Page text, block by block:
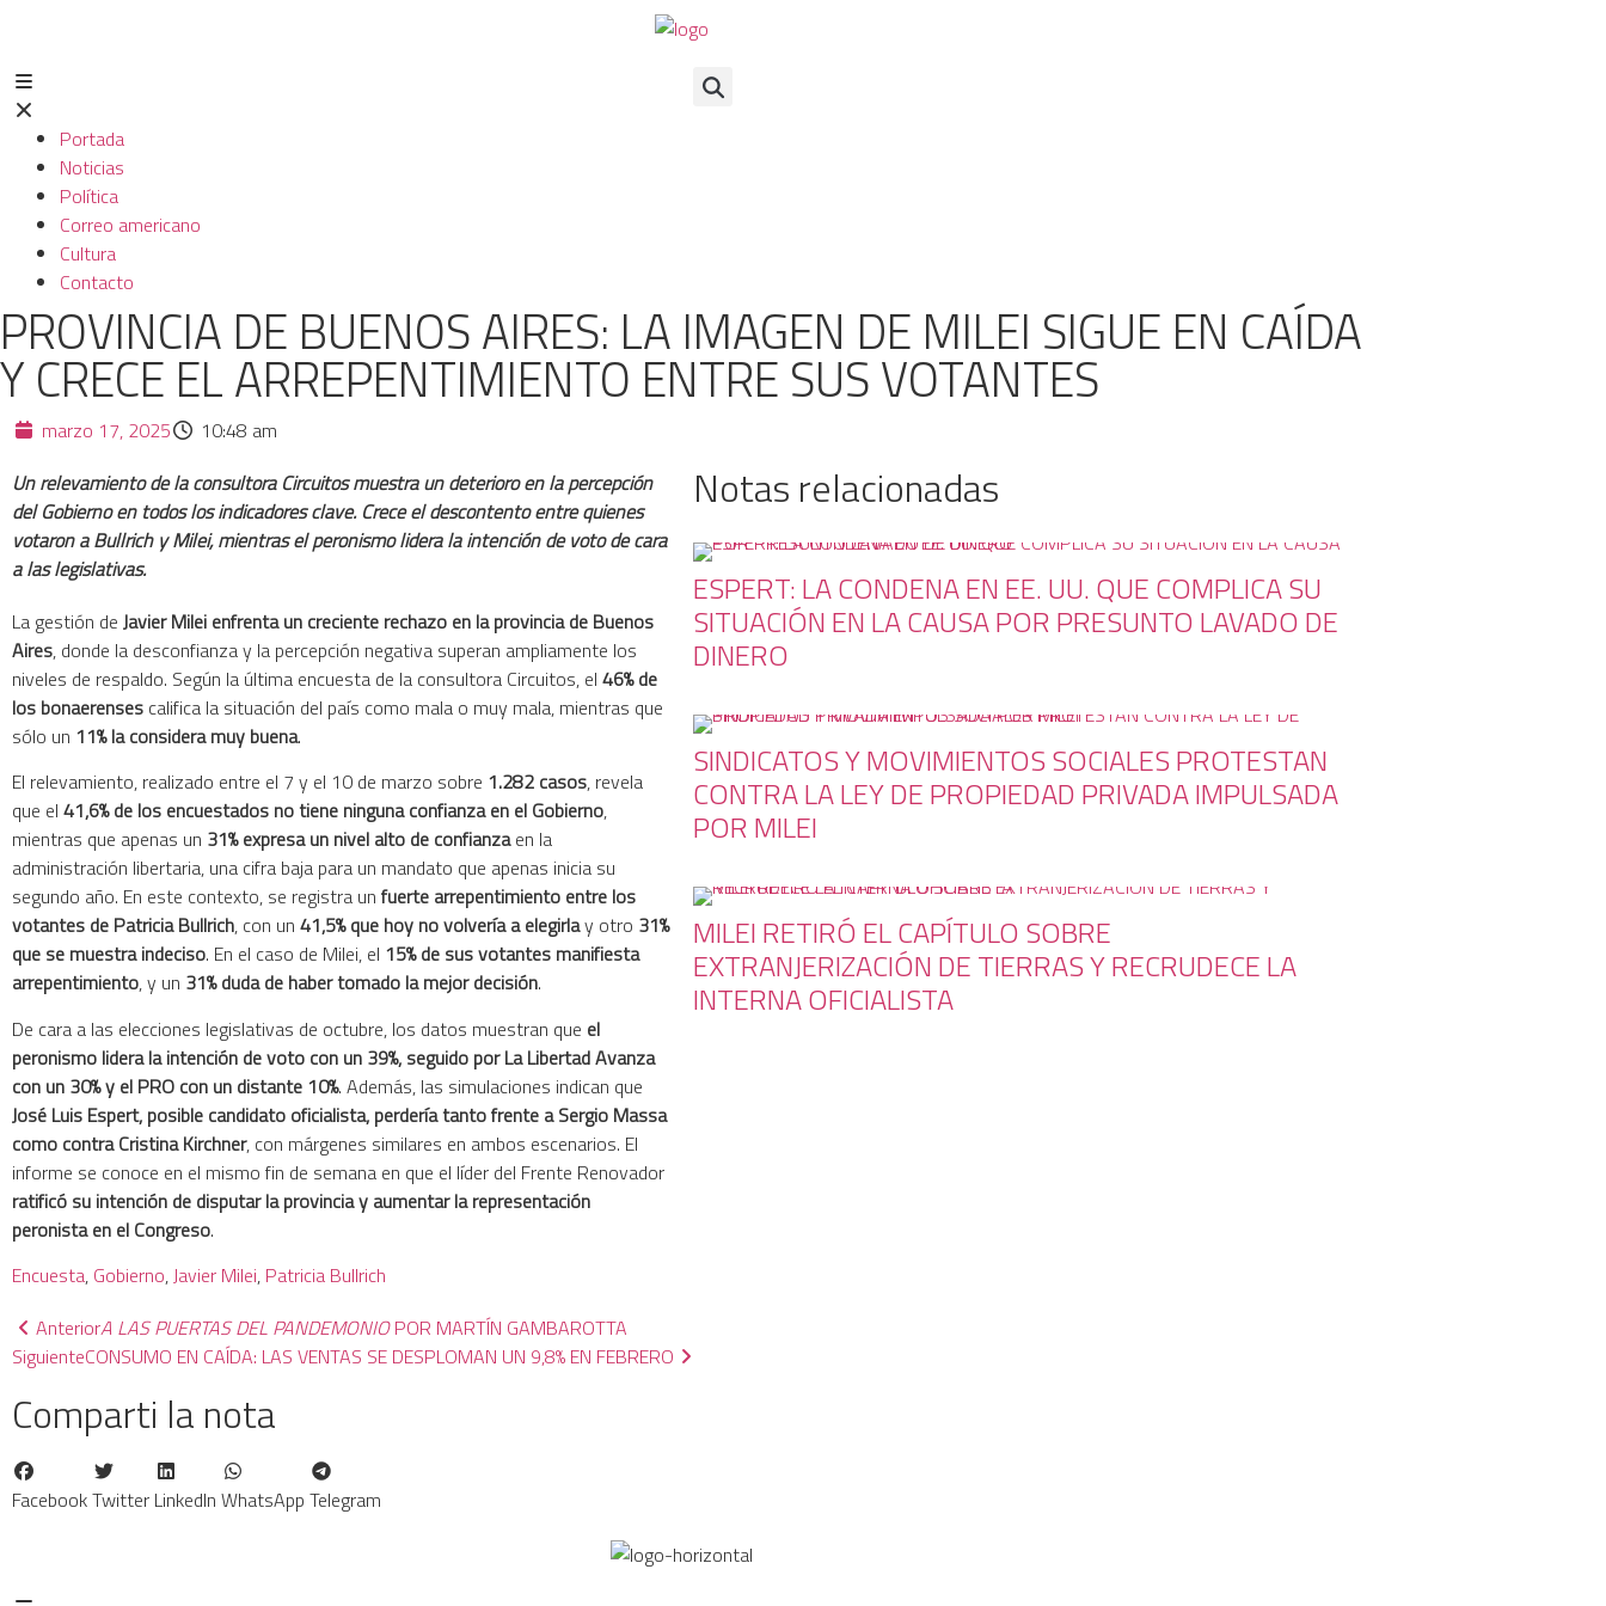
Portada
Noticias
Política
Correo americano
Cultura
Contacto
PROVINCIA DE BUENOS AIRES: LA IMAGEN DE MILEI SIGUE EN CAÍDA
Y CRECE EL ARREPENTIMIENTO ENTRE SUS VOTANTES
marzo 17, 2025
10:48 am
Un relevamiento de la consultora Circuitos muestra un deterioro en la percepción
del Gobierno en todos los indicadores clave. Crece el descontento entre quienes
votaron a Bullrich y Milei, mientras el peronismo lidera la intención de voto de cara
a las legislativas.
La gestión de Javier Milei enfrenta un creciente rechazo en la provincia de Buenos
Aires, donde la desconfianza y la percepción negativa superan ampliamente los
niveles de respaldo. Según la última encuesta de la consultora Circuitos, el 46% de
los bonaerenses califica la situación del país como mala o muy mala, mientras que
sólo un 11% la considera muy buena.
El relevamiento, realizado entre el 7 y el 10 de marzo sobre 1.282 casos, revela
que el 41,6% de los encuestados no tiene ninguna confianza en el Gobierno,
mientras que apenas un 31% expresa un nivel alto de confianzaen la
administración libertaria, una cifra baja para un mandato que apenas inicia su
segundo año. En este contexto, se registra un fuerte arrepentimiento entre los
votantes de Patricia Bullrich, con un 41,5% que hoy no volvería a elegirlay otro 31%
que se muestra indeciso. En el caso de Milei, el 15% de sus votantes manifiesta
arrepentimiento, y un 31% duda de haber tomado la mejor decisión.
De cara a las elecciones legislativas de octubre, los datos muestran que el
peronismo lidera la intención de voto con un 39%, seguido por La Libertad Avanza
con un 30% y el PRO con un distante 10%. Además, las simulaciones indican que
José Luis Espert, posible candidato oficialista, perdería tanto frente a Sergio Massa
como contra Cristina Kirchner, con márgenes similares en ambos escenarios. El
informe se conoce en el mismo fin de semana en que el líder del Frente Renovador
ratificó su intención de disputar la provincia y aumentar la representación
peronista en el Congreso.
Encuesta, Gobierno, Javier Milei, Patricia Bullrich
Notas relacionadas
ESPERT: LA CONDENA EN EE. UU. QUE COMPLICA SU
SITUACIÓN EN LA CAUSA POR PRESUNTO LAVADO DE
DINERO
SINDICATOS Y MOVIMIENTOS SOCIALES PROTESTAN
CONTRA LA LEY DE PROPIEDAD PRIVADA IMPULSADA
POR MILEI
MILEI RETIRÓ EL CAPÍTULO SOBRE
EXTRANJERIZACIÓN DE TIERRAS Y RECRUDECE LA
INTERNA OFICIALISTA
AnteriorA LAS PUERTAS DEL PANDEMONIOPOR MARTÍN GAMBAROTTA
SiguienteCONSUMO EN CAÍDA: LAS VENTAS SE DESPLOMAN UN 9,8% EN FEBRERO
Comparti la nota
FacebookTwitter LinkedIn WhatsApp Telegram